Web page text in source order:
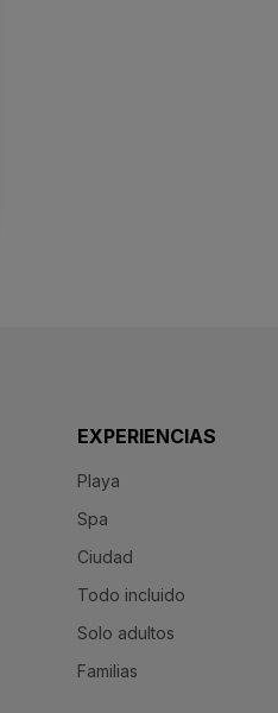
EXPERIENCIAS
Playa
Spa
Ciudad
Todo incluido
Solo adultos
Familias